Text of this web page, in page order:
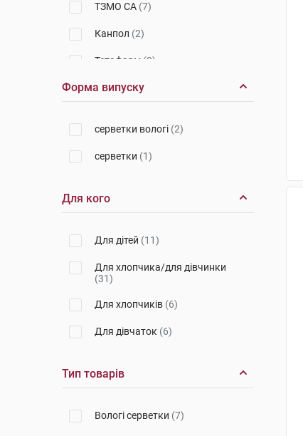
ТЗМО СА (7)
Канпол (2)
Тетафарм (2)
Лабораторіес Сарбек
Польська(1)
SCA Гігієни Продуктс Польска
Ессіті Оперейшнс Хугезанд Б.В.
БКХІМ
Онтекс Польща SP Z O O
Проктер енд Гембл Україна
Хугезанд
Форма випуску
серветки вологі (2)
серветки (1)
Для кого
Для дітей (11)
Для хлопчика/для дівчинки
(31)
Для хлопчиків (6)
Для дівчаток (6)
Тип товарів
Вологі серветки (7)